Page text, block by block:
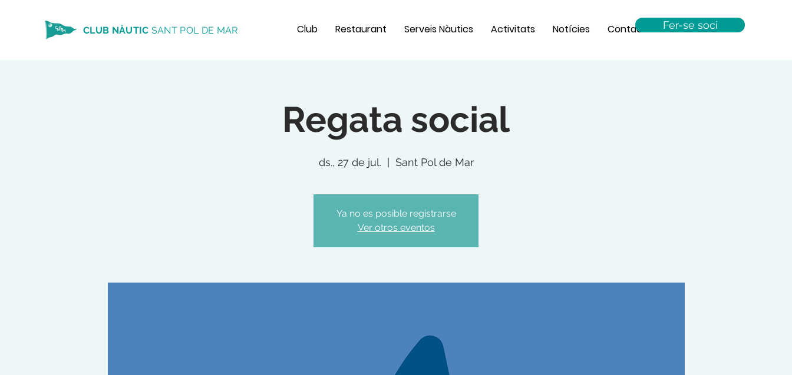
Fer-se soci
CLUB NÀUTIC SANT POL DE MAR Club Restaurant Serveis Nàutics Activitats Notícies Contacta
Regata social
ds., 27 de jul.
  |
Sant Pol de Mar
Ya no es posible registrarse
Ver otros eventos